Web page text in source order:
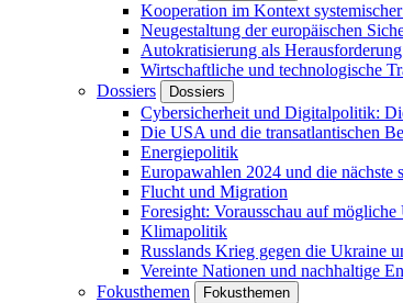
Kooperation im Kontext
Neugestaltung der europäischen
Autokratisierung als
Wirtschaftliche und technologische
Dossiers
Dossiers
Cybersicherheit und Digitalpolitik:
Die USA und die transatlantischen
Energiepolitik
Europawahlen 2024 und die nächste
Flucht und Migration
Foresight: Vorausschau auf mögliche
Klimapolitik
Russlands Krieg gegen die Ukraine
Vereinte Nationen und nachhaltige
Fokusthemen
Fokusthemen